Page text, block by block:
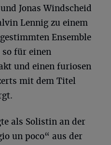
Jonas Windscheid
Lennig zu einem
Ensemble
für einen
und einen furiosen
mit dem Titel
als Solistin an der
un poco“ aus der